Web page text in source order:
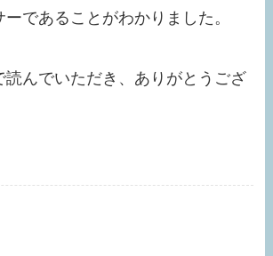
であることがわかりました。
読んでいただき、ありがとうござ